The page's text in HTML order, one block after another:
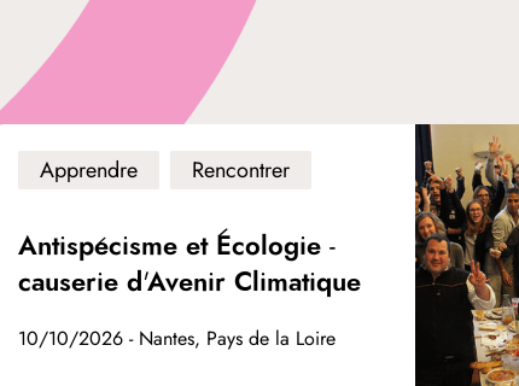
Apprendre Rencontrer
Antispécisme et Écologie -
causerie d'Avenir Climatique
10/10/2026 - Nantes, Pays de la Loire